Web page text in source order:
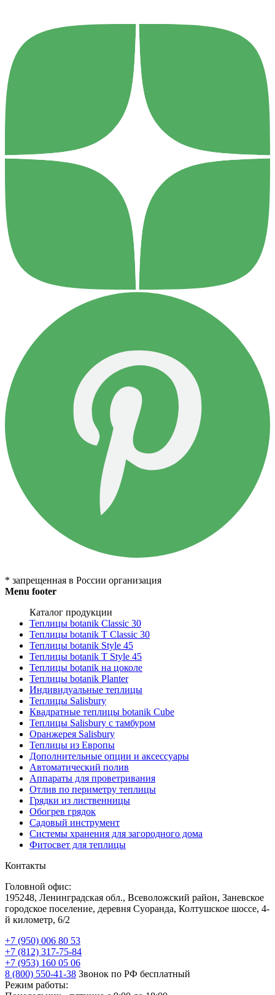
* запрещенная в России организация
Menu footer
Каталог продукции
Теплицы botanik Classic 30
Теплицы botanik T Classic 30
Теплицы botanik Style 45
Теплицы botanik Т Style 45
Теплицы botanik на цоколе
Теплицы botanik Planter
Индивидуальные теплицы
Теплицы Salisbury
Квадратные теплицы botanik Cube
Теплицы Salisbury с тамбуром
Оранжерея Salisbury
Теплицы из Европы
Дополнительные опции и аксессуары
Автоматический полив
Аппараты для проветривания
Отлив по периметру теплицы
Грядки из лиственницы
Обогрев грядок
Садовый инструмент
Системы хранения для загородного дома
Фитосвет для теплицы
Контакты
Головной офис:
195248, Ленинградская обл., Всеволожский район, Заневское
городское поселение, деревня Суоранда, Колтушское шоссе, 4-
й километр, 6/2
+7 (950) 006 80 53
+7 (812) 317-75-84
+7 (953) 160 05 06
8 (800) 550-41-38 Звонок по РФ бесплатный
Режим работы: